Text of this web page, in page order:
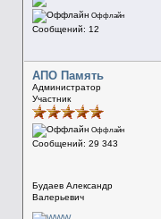
Оффлайн
Сообщений: 12
АПО Память
Администратор
Участник
Оффлайн
Сообщений: 29 343
Будаев Александр
Валерьевич